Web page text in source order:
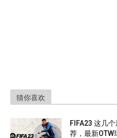
猜你喜欢
FIFA23 这几
荐，最新OTW